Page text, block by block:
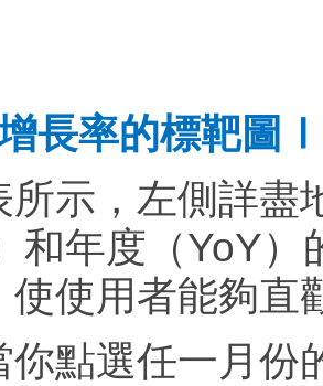
長率的標靶圖Ⅰ
所示，左側詳盡
和年度（YoY
使使用者能夠直
你點選任一月份